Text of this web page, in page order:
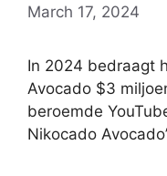
March 17, 2024
In 2024 bedraagt
Avocado $3
beroemde
Nikocado